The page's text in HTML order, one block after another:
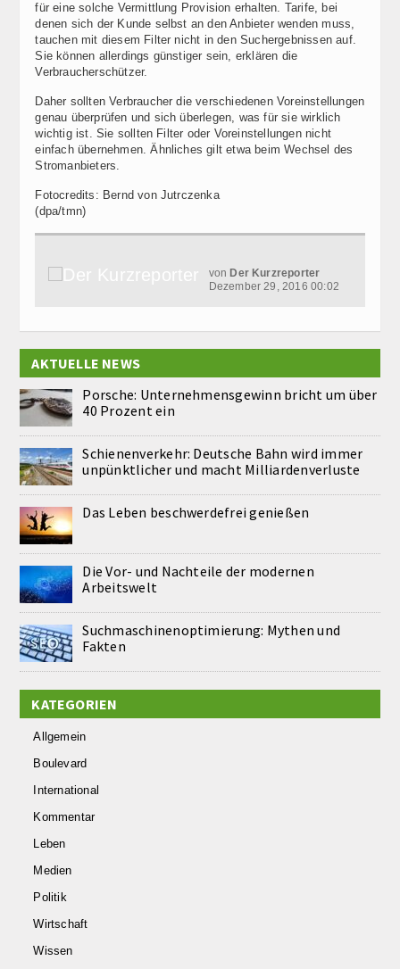
für eine solche Vermittlung Provision erhalten. Tarife, bei
denen sich der Kunde selbst an den Anbieter wenden muss,
tauchen mit diesem Filter nicht in den Suchergebnissen auf.
Sie können allerdings günstiger sein, erklären die
Verbraucherschützer.
Daher sollten Verbraucher die verschiedenen Voreinstellungen
genau überprüfen und sich überlegen, was für sie wirklich
wichtig ist. Sie sollten Filter oder Voreinstellungen nicht
einfach übernehmen. Ähnliches gilt etwa beim Wechsel des
Stromanbieters.
Fotocredits: Bernd von Jutrczenka
(dpa/tmn)
von Der Kurzreporter
Dezember 29, 2016 00:02
AKTUELLE NEWS
Porsche: Unternehmensgewinn bricht um über
40 Prozent ein
Schienenverkehr: Deutsche Bahn wird immer
unpünktlicher und macht Milliardenverluste
Das Leben beschwerdefrei genießen
Die Vor- und Nachteile der modernen
Arbeitswelt
Suchmaschinenoptimierung: Mythen und
Fakten
KATEGORIEN
Allgemein
Boulevard
International
Kommentar
Leben
Medien
Politik
Wirtschaft
Wissen